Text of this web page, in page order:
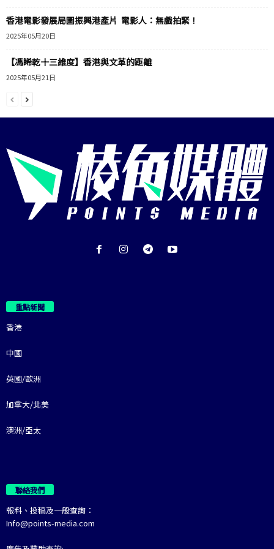
香港電影發展局圖振興港產片 電影人：無戲拍緊！
2025年05月20日
【馮睎乾十三維度】香港與文革的距離
2025年05月21日
重點新聞
香港
中國
英國/歐洲
加拿大/北美
澳洲/亞太
聯絡我們
報料、投稿及一般查詢：
Info@points-media.com